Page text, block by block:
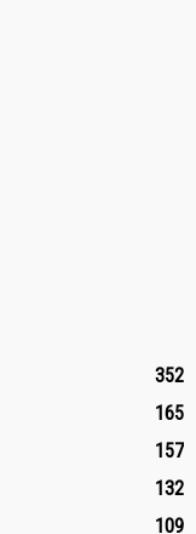
352
165
157
132
109